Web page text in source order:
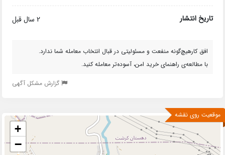
تاریخ انتشار 2 سال قبل
افق کارهیچ‌گونه منفعت و مسئولیتی در قبال انتخاب معامله شما ندارد.
با مطالعه‌ی راهنمای خرید امن، آسوده‌تر معامله کنید.
گزارش مشکل آگهی
موقعیت روی نقشه
+
−